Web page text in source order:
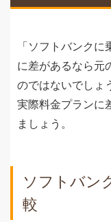
「ソフトバンク
に差があるなら元
のではないでしょ
実際料金プランに
ましょう。
ソフトバン
較